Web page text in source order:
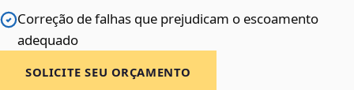
Correção de falhas que prejudicam o escoamento
adequado
SOLICITE SEU ORÇAMENTO